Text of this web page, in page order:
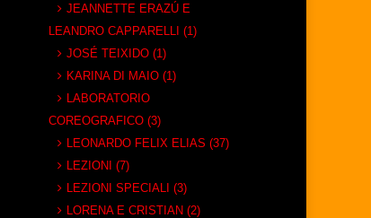
JEANNETTE ERAZÚ E
LEANDRO CAPPARELLI (1)
JOSÉ TEIXIDO (1)
KARINA DI MAIO (1)
LABORATORIO
COREOGRAFICO (3)
LEONARDO FELIX ELIAS (37)
LEZIONI (7)
LEZIONI SPECIALI (3)
LORENA E CRISTIAN (2)